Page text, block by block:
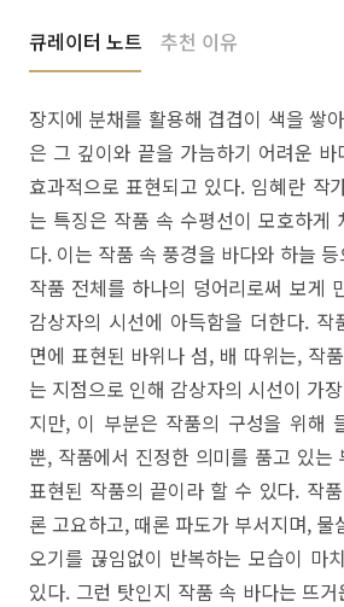
큐레이터 노트 추천 이유
장지에 분채를 활용해 겹겹이 색을 쌓
은 그 깊이와 끝을 가늠하기 어려운 바
효과적으로 표현되고 있다. 임혜란 작
는 특징은 작품 속 수평선이 모호하게
다. 이는 작품 속 풍경을 바다와 하늘
작품 전체를 하나의 덩어리로써 보게
감상자의 시선에 아득함을 더한다. 작
면에 표현된 바위나 섬, 배 따위는, 작
는 지점으로 인해 감상자의 시선이 가
지만, 이 부분은 작품의 구성을 위해
뿐, 작품에서 진정한 의미를 품고 있는
표현된 작품의 끝이라 할 수 있다. 작
론 고요하고, 때론 파도가 부서지며, 물
오기를 끊임없이 반복하는 모습이 마
있다. 그런 탓인지 작품 속 바다는 뜨